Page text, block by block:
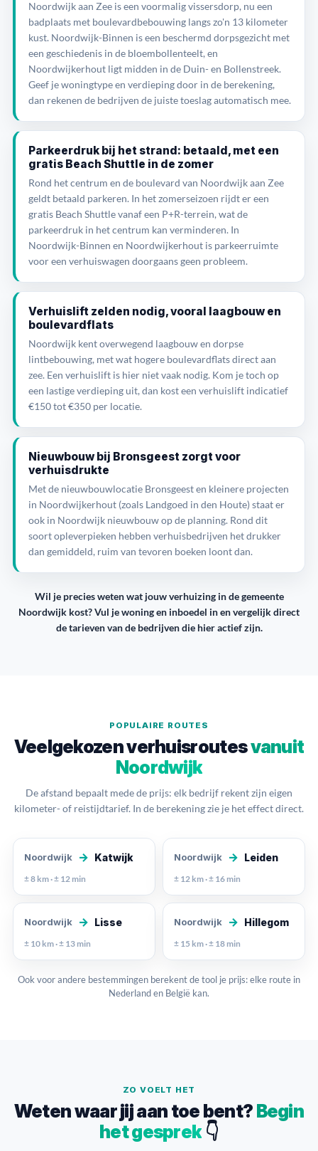
Noordwijk aan Zee is een voormalig vissersdorp, nu een
badplaats met boulevardbebouwing langs zo'n 13 kilometer
kust. Noordwijk-Binnen is een beschermd dorpsgezicht met
een geschiedenis in de bloembollenteelt, en
Noordwijkerhout ligt midden in de Duin- en Bollenstreek.
Geef je woningtype en verdieping door in de berekening,
dan rekenen de bedrijven de juiste toeslag automatisch mee.
Parkeerdruk bij het strand: betaald, met een
gratis Beach Shuttle in de zomer
Rond het centrum en de boulevard van Noordwijk aan Zee
geldt betaald parkeren. In het zomerseizoen rijdt er een
gratis Beach Shuttle vanaf een P+R-terrein, wat de
parkeerdruk in het centrum kan verminderen. In
Noordwijk-Binnen en Noordwijkerhout is parkeerruimte
voor een verhuiswagen doorgaans geen probleem.
Verhuislift zelden nodig, vooral laagbouw en
boulevardflats
Noordwijk kent overwegend laagbouw en dorpse
lintbebouwing, met wat hogere boulevardflats direct aan
zee. Een verhuislift is hier niet vaak nodig. Kom je toch op
een lastige verdieping uit, dan kost een verhuislift indicatief
€150 tot €350 per locatie.
Nieuwbouw bij Bronsgeest zorgt voor
verhuisdrukte
Met de nieuwbouwlocatie Bronsgeest en kleinere projecten
in Noordwijkerhout (zoals Landgoed in den Houte) staat er
ook in Noordwijk nieuwbouw op de planning. Rond dit
soort opleverpieken hebben verhuisbedrijven het drukker
dan gemiddeld, ruim van tevoren boeken loont dan.
Wil je precies weten wat jouw verhuizing in de gemeente
Noordwijk kost? Vul je woning en inboedel in en vergelijk direct
de tarieven van de bedrijven die hier actief zijn.
POPULAIRE ROUTES
Veelgekozen verhuisroutesvanuit
Noordwijk
De afstand bepaalt mede de prijs: elk bedrijf rekent zijn eigen
kilometer- of reistijdtarief. In de berekening zie je het effect direct.
Noordwijk → Katwijk
± 8 km · ± 12 min
Noordwijk → Leiden
± 12 km · ± 16 min
Noordwijk → Lisse
± 10 km · ± 13 min
Noordwijk → Hillegom
± 15 km · ± 18 min
Ook voor andere bestemmingen berekent de tool je prijs: elke route in
Nederland en België kan.
ZO VOELT HET
Weten waar jij aan toe bent? Begin
het gesprek 👇